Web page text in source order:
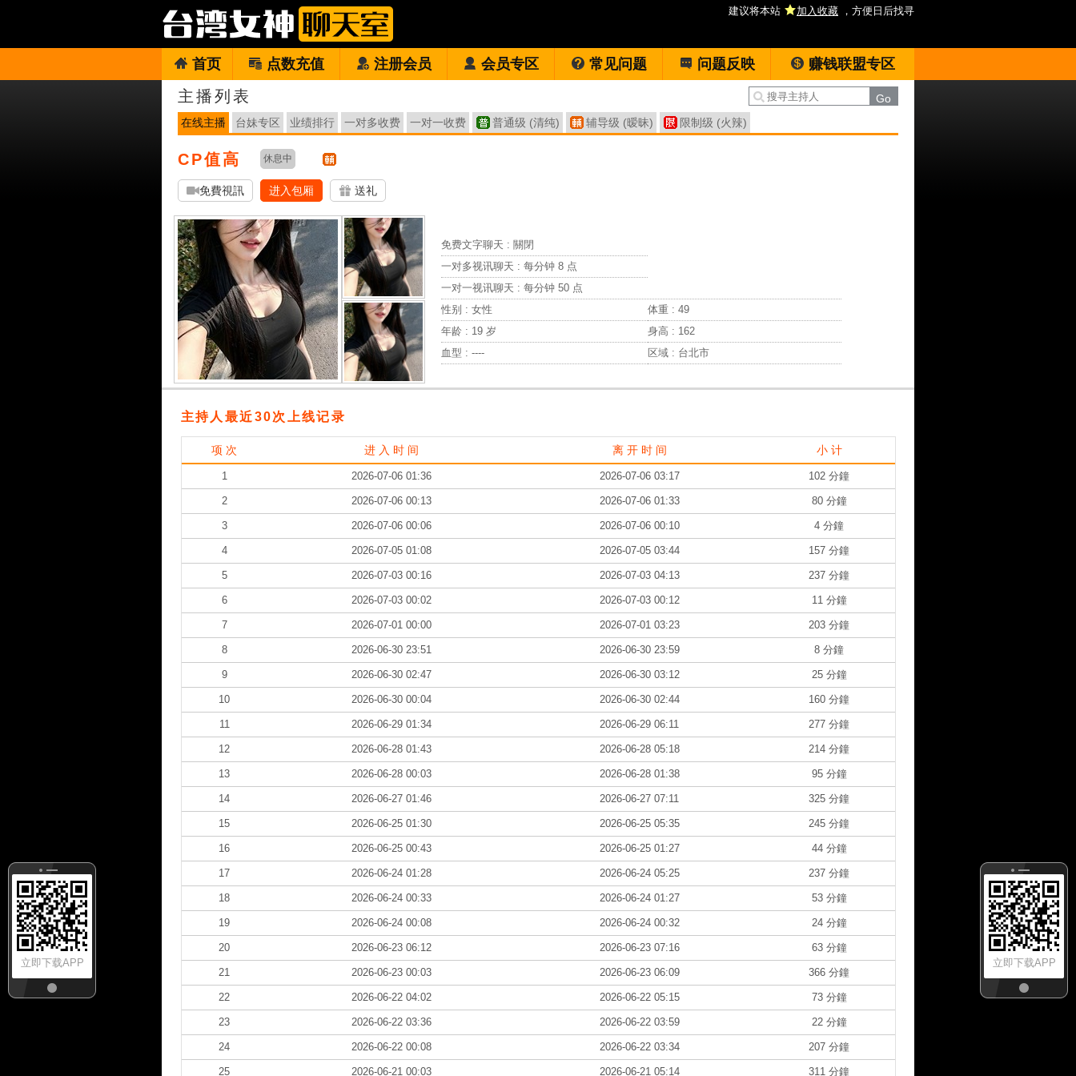
建议将本站 加入收藏 ，方便日后找寻
首页 点数充值 注册会员 会员专区 常见问题 问题反映 赚钱联盟专区
立即下载APP
立即下载APP
主播列表
在线主播 台妹专区 业绩排行 一对多收费 一对一收费 普通级 (清纯) 辅导级 (暧昧) 限制级 (火辣)
CP值高 休息中
免費視訊 进入包厢 送礼
免费文字聊天 : 關閉
一对多视讯聊天 : 每分钟 8 点
一对一视讯聊天 : 每分钟 50 点
性别 : 女性
体重 : 49
年龄 : 19 岁
身高 : 162
血型 : ----
区域 : 台北市
主持人最近30次上线记录
项 次 进 入 时 间 离 开 时 间 小 计
1 2026-07-06 01:36 2026-07-06 03:17 102 分鐘
2 2026-07-06 00:13 2026-07-06 01:33 80 分鐘
3 2026-07-06 00:06 2026-07-06 00:10 4 分鐘
4 2026-07-05 01:08 2026-07-05 03:44 157 分鐘
5 2026-07-03 00:16 2026-07-03 04:13 237 分鐘
6 2026-07-03 00:02 2026-07-03 00:12 11 分鐘
7 2026-07-01 00:00 2026-07-01 03:23 203 分鐘
8 2026-06-30 23:51 2026-06-30 23:59 8 分鐘
9 2026-06-30 02:47 2026-06-30 03:12 25 分鐘
10 2026-06-30 00:04 2026-06-30 02:44 160 分鐘
11 2026-06-29 01:34 2026-06-29 06:11 277 分鐘
12 2026-06-28 01:43 2026-06-28 05:18 214 分鐘
13 2026-06-28 00:03 2026-06-28 01:38 95 分鐘
14 2026-06-27 01:46 2026-06-27 07:11 325 分鐘
15 2026-06-25 01:30 2026-06-25 05:35 245 分鐘
16 2026-06-25 00:43 2026-06-25 01:27 44 分鐘
17 2026-06-24 01:28 2026-06-24 05:25 237 分鐘
18 2026-06-24 00:33 2026-06-24 01:27 53 分鐘
19 2026-06-24 00:08 2026-06-24 00:32 24 分鐘
20 2026-06-23 06:12 2026-06-23 07:16 63 分鐘
21 2026-06-23 00:03 2026-06-23 06:09 366 分鐘
22 2026-06-22 04:02 2026-06-22 05:15 73 分鐘
23 2026-06-22 03:36 2026-06-22 03:59 22 分鐘
24 2026-06-22 00:08 2026-06-22 03:34 207 分鐘
25 2026-06-21 00:03 2026-06-21 05:14 311 分鐘